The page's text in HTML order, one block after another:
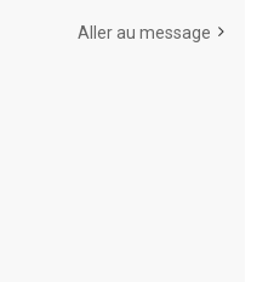
Aller au message